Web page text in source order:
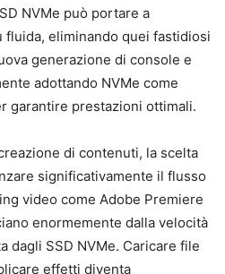
NVMe può portare a
fluida, eliminando quei fastidiosi
generazione di console e
adottando NVMe come
garantire prestazioni ottimali.
di contenuti, la scelta
significativamente il flusso
video come Adobe Premiere
enormemente dalla velocità
dagli SSD NVMe. Caricare file
effetti diventa